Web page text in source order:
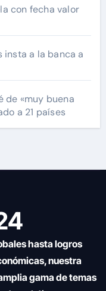
con fecha valor
insta a la banca a
de «muy buena
a 21 países
hasta logros
nuestra
gama de temas